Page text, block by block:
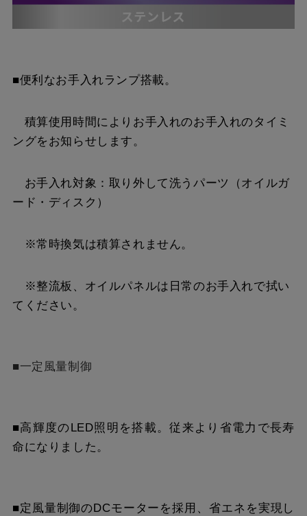
■便利なお手入れランプ搭載。
積算使用時間によりお手入れのお手入れのタイミ
ングをお知らせします。
お手入れ対象：取り外して洗うパーツ（オイルガ
ード・ディスク）
※常時換気は積算されません。
※整流板、オイルパネルは日常のお手入れで拭い
てください。
■一定風量制御
■高輝度のLED照明を搭載。従来より省電力で長寿
命になりました。
■定風量制御のDCモーターを採用、省エネを実現し